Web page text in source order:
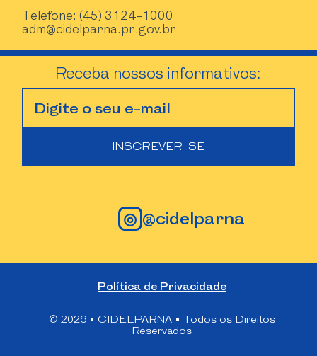
Telefone: (45) 3124-1000
adm@cidelparna.pr.gov.br
Receba nossos informativos:
◎ @cidelparna
Política de Privacidade
© 2026 • CIDELPARNA • Todos os Direitos
Reservados